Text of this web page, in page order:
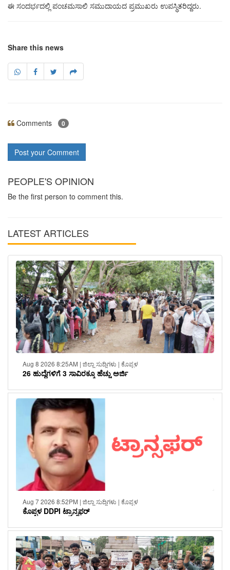
ಈ ಸಂದರ್ಭದಲ್ಲಿ ಪಂಚಮಸಾಲಿ ಸಮುದಾಯದ ಪ್ರಮುಖರು ಉಪಸ್ಥಿತರಿದ್ದರು.
Share this news
Comments 0
Post your Comment
PEOPLE'S OPINION
Be the first person to comment this.
LATEST ARTICLES
Aug 8 2026 8:25AM | ಜಿಲ್ಲಾ ಸುದ್ದಿಗಳು | ಕೊಪ್ಪಳ
26 ಹುದ್ದೆಗಳಿಗೆ 3 ಸಾವಿರಕ್ಕೂ ಹೆಚ್ಚು ಅರ್ಜಿ
Aug 7 2026 8:52PM | ಜಿಲ್ಲಾ ಸುದ್ದಿಗಳು | ಕೊಪ್ಪಳ
ಕೊಪ್ಪಳ DDPI ಟ್ರಾನ್ಸಫರ್